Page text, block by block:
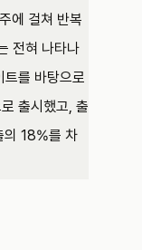
에 걸쳐 반복
전혀 나타나
트를 바탕으로
출시했고, 출
의 18%를 차